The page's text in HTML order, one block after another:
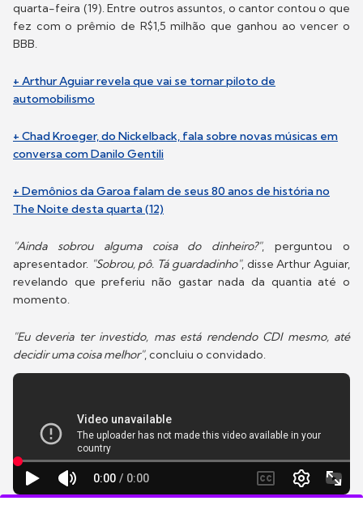
quarta-feira (19). Entre outros assuntos, o cantor contou o que
fez com o prêmio de R$1,5 milhão que ganhou ao vencer o
BBB.
+ Arthur Aguiar revela que vai se tornar piloto de
automobilismo
+ Chad Kroeger, do Nickelback, fala sobre novas músicas em
conversa com Danilo Gentili
+ Demônios da Garoa falam de seus 80 anos de história no
The Noite desta quarta (12)
"Ainda sobrou alguma coisa do dinheiro?", perguntou o
apresentador. "Sobrou, pô. Tá guardadinho", disse Arthur Aguiar,
revelando que preferiu não gastar nada da quantia até o
momento.
"Eu deveria ter investido, mas está rendendo CDI mesmo, até
decidir uma coisa melhor", concluiu o convidado.